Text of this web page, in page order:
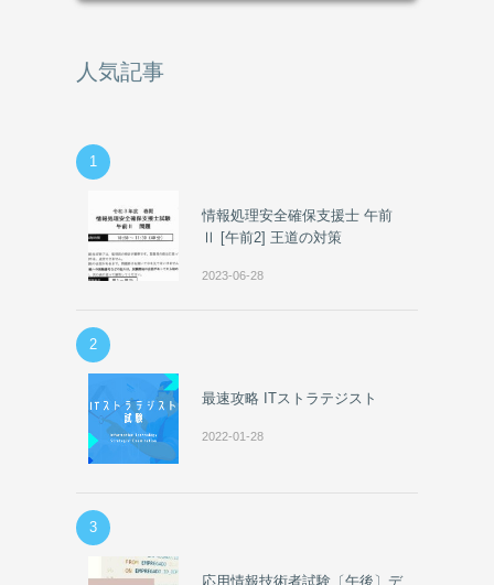
人気記事
1
情報処理安全確保支援士 午前
Ⅱ [午前2] 王道の対策
2023-06-28
2
最速攻略 ITストラテジスト
2022-01-28
3
応用情報技術者試験〔午後〕デ